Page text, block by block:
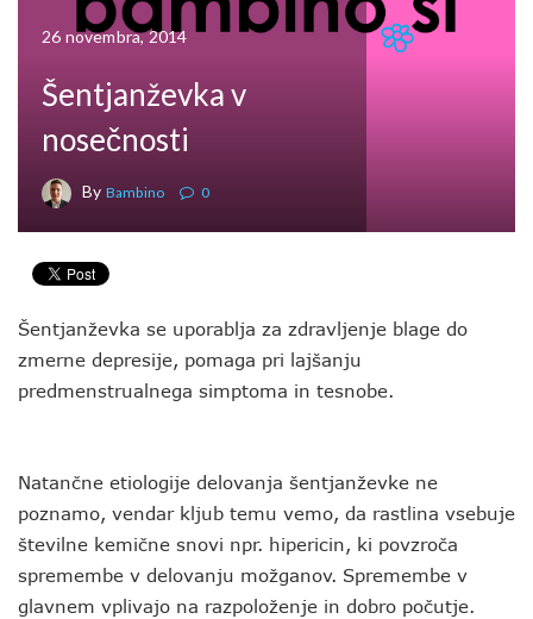
26 novembra, 2014
Šentjanževka v
nosečnosti
By Bambino 0
Šentjanževka se uporablja za zdravljenje blage do
zmerne depresije, pomaga pri lajšanju
predmenstrualnega simptoma in tesnobe.
Natančne etiologije delovanja šentjanževke ne
poznamo, vendar kljub temu vemo, da rastlina vsebuje
številne kemične snovi npr. hipericin, ki povzroča
spremembe v delovanju možganov. Spremembe v
glavnem vplivajo na razpoloženje in dobro počutje.